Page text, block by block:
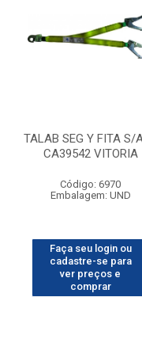
TALAB SEG Y FITA S/
CA39542 VITORIA
Código: 6970
Embalagem: UND
Faça seu login ou
cadastre-se para
ver preços e
comprar